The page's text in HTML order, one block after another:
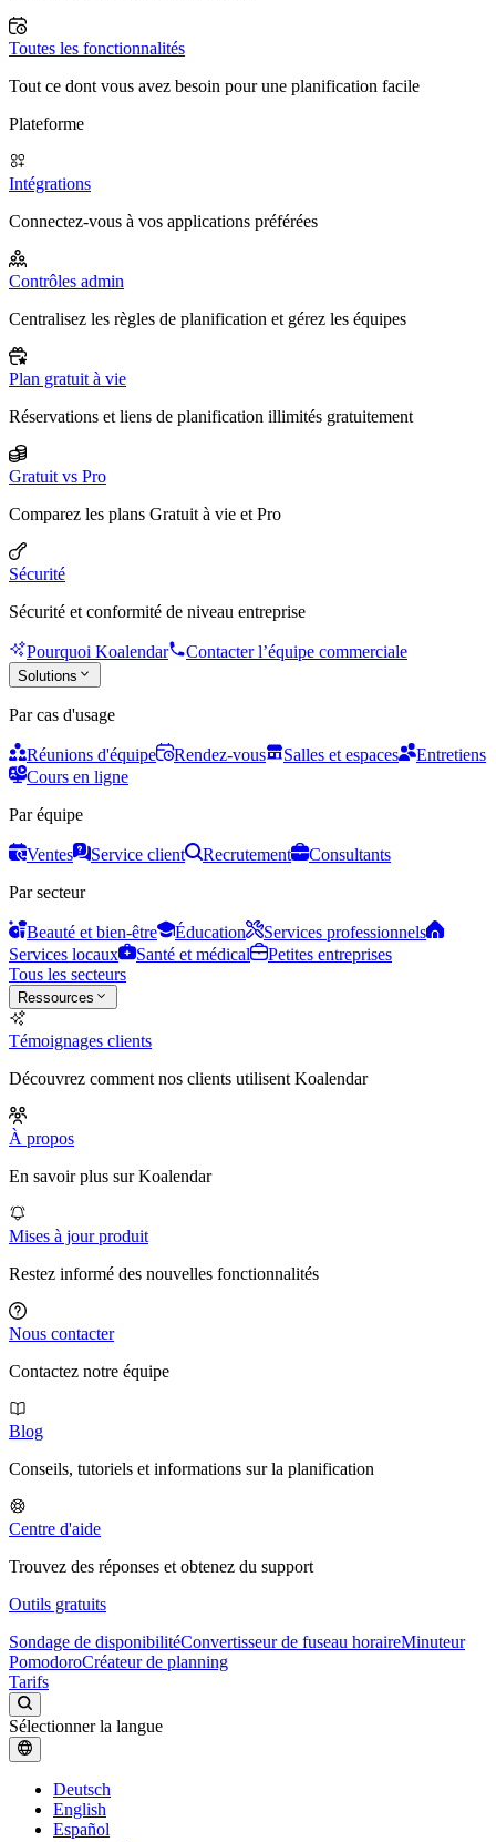
Toutes les fonctionnalités
Tout ce dont vous avez besoin pour une planification facile
Plateforme
Intégrations
Connectez-vous à vos applications préférées
Contrôles admin
Centralisez les règles de planification et gérez les équipes
Plan gratuit à vie
Réservations et liens de planification illimités gratuitement
Gratuit vs Pro
Comparez les plans Gratuit à vie et Pro
Sécurité
Sécurité et conformité de niveau entreprise
Pourquoi Koalendar Contacter l’équipe commerciale
Solutions
Par cas d'usage
Réunions d'équipe Rendez-vous Salles et espaces
Entretiens
Cours en ligne
Par équipe
Ventes Service client Recrutement
Consultants
Par secteur
Beauté et bien-être Éducation
Services professionnels
Services locaux
Santé et médical
Petites entreprises
Tous les secteurs
Ressources
Témoignages clients
Découvrez comment nos clients utilisent Koalendar
À propos
En savoir plus sur Koalendar
Mises à jour produit
Restez informé des nouvelles fonctionnalités
Nous contacter
Contactez notre équipe
Blog
Conseils, tutoriels et informations sur la planification
Centre d'aide
Trouvez des réponses et obtenez du support
Outils gratuits
Sondage de disponibilitéConvertisseur de fuseau horaireMinuteur
PomodoroCréateur de planning
Tarifs
Sélectionner la langue
Deutsch
English
Español